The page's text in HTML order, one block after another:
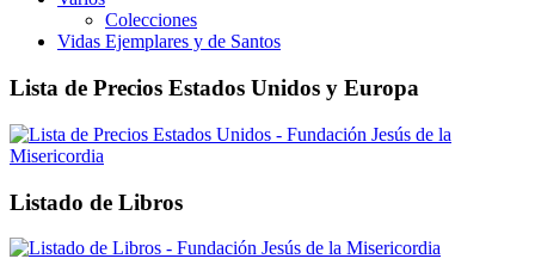
Colecciones
Vidas Ejemplares y de Santos
Lista de Precios Estados Unidos y Europa
Listado de Libros